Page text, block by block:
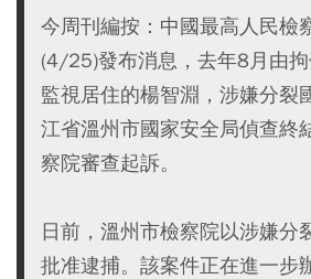
今周刊編按：中國最高人民檢
(4/25)發布消息，去年8月由
監視居住的楊智淵，涉嫌分裂
江省溫州市國家安全局偵查終
察院審查起訴。
日前，溫州市檢察院以涉嫌分
批准逮捕。該案件正在進一步